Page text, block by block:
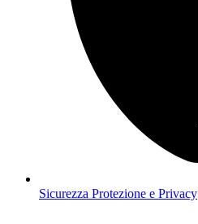
Sicurezza Protezione e Privacy